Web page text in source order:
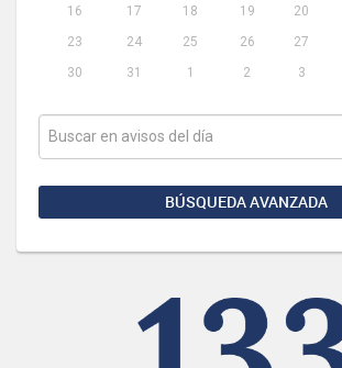
16
17 18 19 20
23
24 25 26 27
30
31 1 2 3
BÚSQUEDA AVANZADA